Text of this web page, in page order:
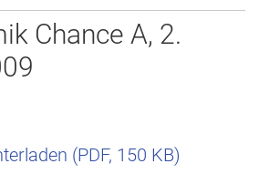
Chance A, 2.
(PDF, 150 KB)